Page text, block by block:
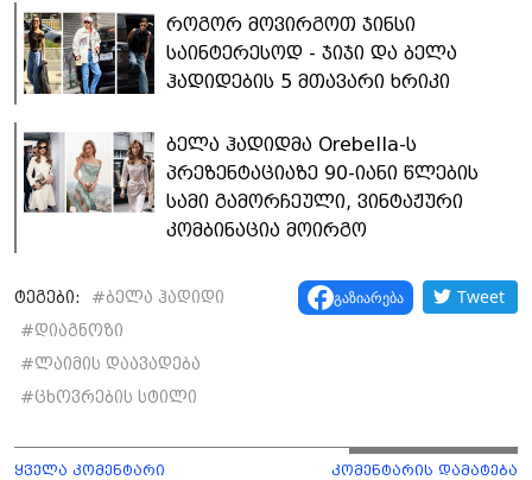
​როგორ მოვირგოთ ჯინსი
საინტერესოდ - ჯიჯი და ბელა
ჰადიდების 5 მთავარი ხრიკი
ბელა ჰადიდმა Orebella-ს
პრეზენტაციაზე 90-იანი წლების
სამი გამორჩეული, ვინტაჟური
კომბინაცია მოირგო
ტეგები: #ბელა ჰადიდი
#დიაგნოზი
#ლაიმის დაავადება
#ცხოვრების სტილი
გაზიარება Tweet
ყველა კომენტარი კომენტარის დამატება